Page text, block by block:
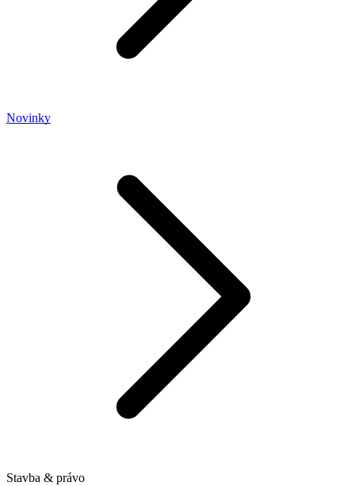
Novinky
Stavba & právo